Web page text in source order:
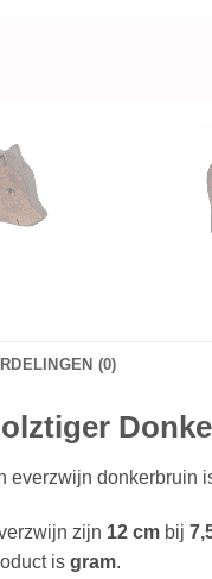
(0)
everzwijn donkerbruin
zijn 12 cm bij
is gram.